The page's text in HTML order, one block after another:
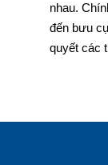
nhau.
đến bưu
quyết các